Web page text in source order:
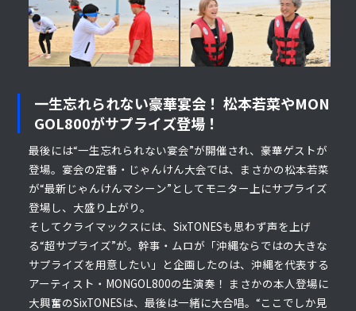
一生忘れられない豪華宴会！ 松本若菜やMON
GOL800がサプライズ登場！
最後には“一生忘れられない宴会”が開催され、豪華ゲストが
登場。宴会の定番・じゃんけん大会では、まさかの松本若菜
が“最新じゃんけんマシーン”としてモニター上にサプライズ
登場し、大盛り上がり。
そしてクライマックスには、SixTONESも思わず声を上げ
る“超サプライズ”が。幹事・ムロが「沖縄ならではの大きな
サプライズを用意したい」と企画したのは、沖縄を代表する
アーティスト・MONGOL800の生演奏！ まさかの本人登場に
大興奮のSixTONESは、最後は一緒に大合唱。“ここでしか見